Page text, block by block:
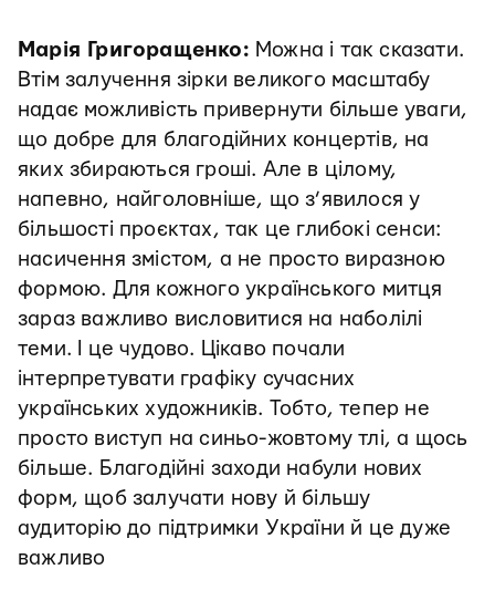
Марія Григоращенко: Можна і так сказати.
Втім залучення зірки великого масштабу
надає можливість привернути більше уваги,
що добре для благодійних концертів, на
яких збираються гроші. Але в цілому,
напевно, найголовніше, що з’явилося у
більшості проєктах, так це глибокі сенси:
насичення змістом, а не просто виразною
формою. Для кожного українського митця
зараз важливо висловитися на наболілі
теми. І це чудово. Цікаво почали
інтерпретувати графіку сучасних
українських художників. Тобто, тепер не
просто виступ на синьо-жовтому тлі, а щось
більше. Благодійні заходи набули нових
форм, щоб залучати нову й більшу
аудиторію до підтримки України й це дуже
важливо